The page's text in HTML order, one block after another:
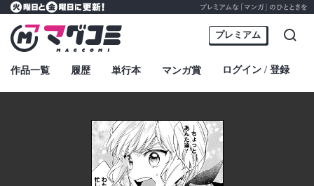
マグコミ – Mag Garden Comic Online
プレミアムな「マンガ」のひとときを
火曜日と金曜日に更新！
プレミアム
作品一覧 履歴 単行本 マンガ賞 ログイン ・
登録
検索